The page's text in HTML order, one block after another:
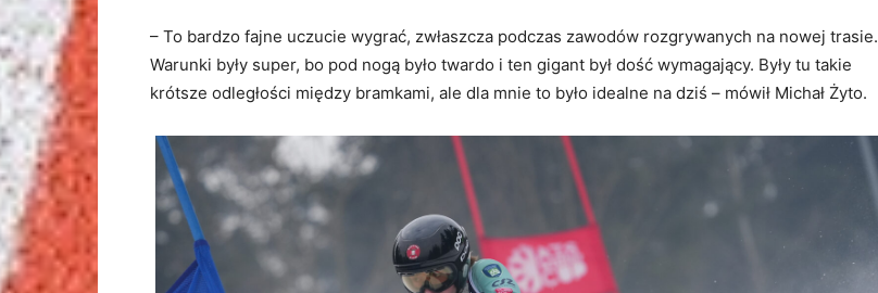
– To bardzo fajne uczucie wygrać, zwłaszcza podczas zawodów rozgrywanych na nowej trasie.
Warunki były super, bo pod nogą było twardo i ten gigant był dość wymagający. Były tu takie
krótsze odległości między bramkami, ale dla mnie to było idealne na dziś – mówił Michał Żyto.